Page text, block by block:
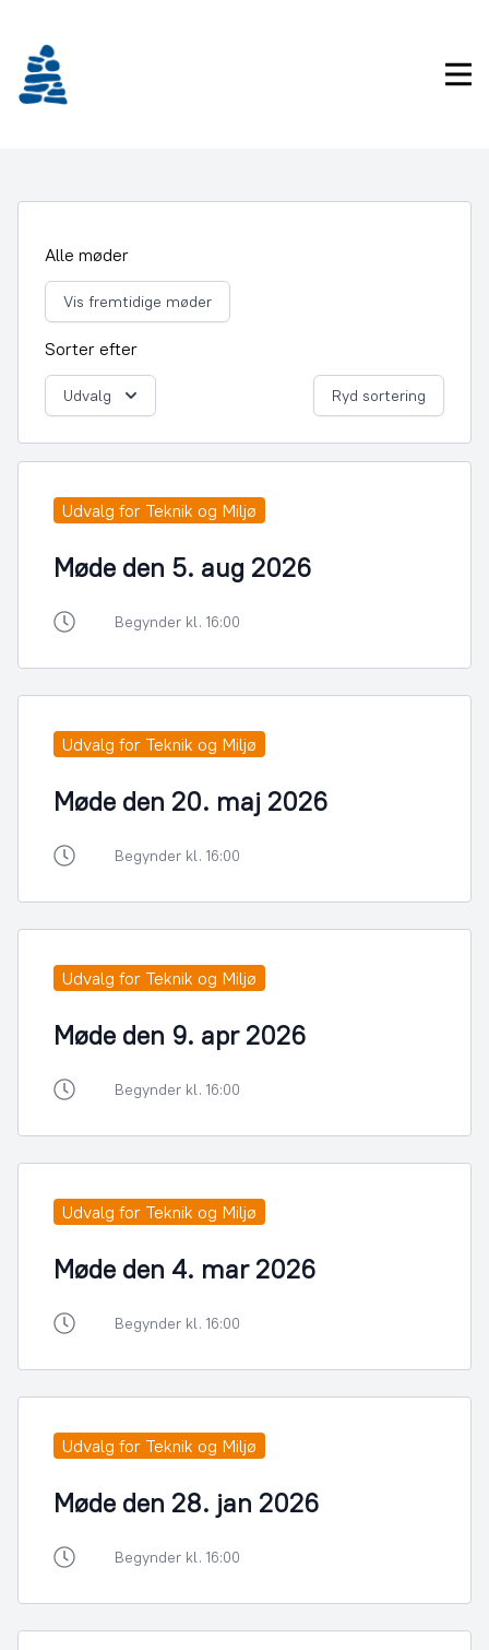
indhold
Alle møder
Vis fremtidige møder
Sorter efter
Udvalg Ryd sortering
Udvalg for Teknik og Miljø
Møde den 5. aug 2026
Begynder kl. 16:00
Udvalg for Teknik og Miljø
Møde den 20. maj 2026
Begynder kl. 16:00
Udvalg for Teknik og Miljø
Møde den 9. apr 2026
Begynder kl. 16:00
Udvalg for Teknik og Miljø
Møde den 4. mar 2026
Begynder kl. 16:00
Udvalg for Teknik og Miljø
Møde den 28. jan 2026
Begynder kl. 16:00